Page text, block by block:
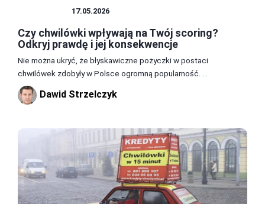
17.05.2026
Czy chwilówki wpływają na Twój scoring?
Odkryj prawdę i jej konsekwencje
Nie można ukryć, że błyskawiczne pożyczki w postaci
chwilówek zdobyły w Polsce ogromną popularność. ...
Dawid Strzelczyk